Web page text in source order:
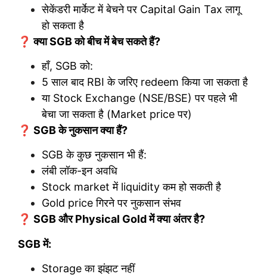
सेकेंडरी मार्केट में बेचने पर Capital Gain Tax लागू
हो सकता है
❓ क्या SGB को बीच में बेच सकते हैं?
हाँ, SGB को:
5 साल बाद RBI के जरिए redeem किया जा सकता है
या Stock Exchange (NSE/BSE) पर पहले भी
बेचा जा सकता है (Market price पर)
❓ SGB के नुकसान क्या हैं?
SGB के कुछ नुकसान भी हैं:
लंबी लॉक-इन अवधि
Stock market में liquidity कम हो सकती है
Gold price गिरने पर नुकसान संभव
❓ SGB और Physical Gold में क्या अंतर है?
SGB में:
Storage का झंझट नहीं